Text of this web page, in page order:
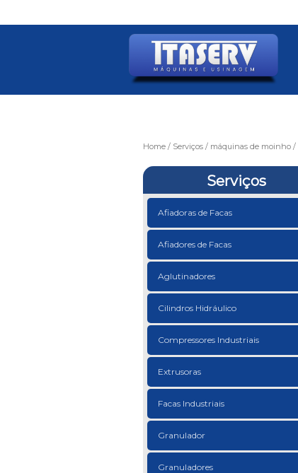
Home Serviços máquinas de moinho
Serviços
Afiadoras de Facas
Afiadores de Facas
Aglutinadores
Cilindros Hidráulico
Compressores Industriais
Extrusoras
Facas Industriais
Granulador
Granuladores